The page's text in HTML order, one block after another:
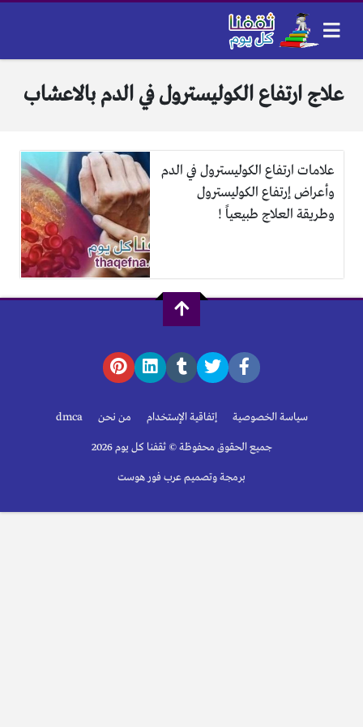
علاج ارتفاع الكوليسترول في الدم بالاعشاب
علامات ارتفاع الكوليسترول في الدم
وأعراض إرتفاع الكوليسترول
وطريقة العلاج طبيعياً !
سياسة الخصوصية إتفاقية الإستخدام من نحن dmca
جميع الحقوق محفوظة © ثقفنا كل يوم 2026
برمجة وتصميم عرب فور هوست